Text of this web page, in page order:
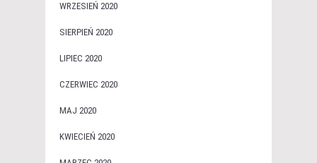
WRZESIEŃ 2020
SIERPIEŃ 2020
LIPIEC 2020
CZERWIEC 2020
MAJ 2020
KWIECIEŃ 2020